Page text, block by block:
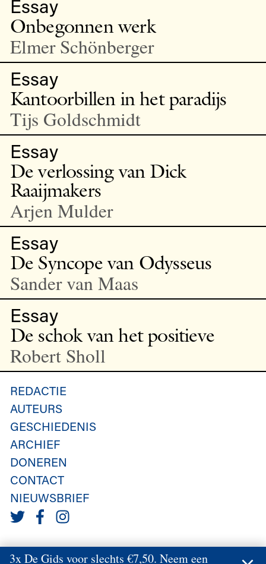
Essay
Onbegonnen werk
Elmer Schönberger
Essay
Kantoorbillen in het paradijs
Tijs Goldschmidt
Essay
De verlossing van Dick
Raaijmakers
Arjen Mulder
Essay
De Syncope van Odysseus
Sander van Maas
Essay
De schok van het positieve
Robert Sholl
REDACTIE
AUTEURS
GESCHIEDENIS
ARCHIEF
DONEREN
CONTACT
NIEUWSBRIEF
3x De Gids voor slechts €7,50. Neem een